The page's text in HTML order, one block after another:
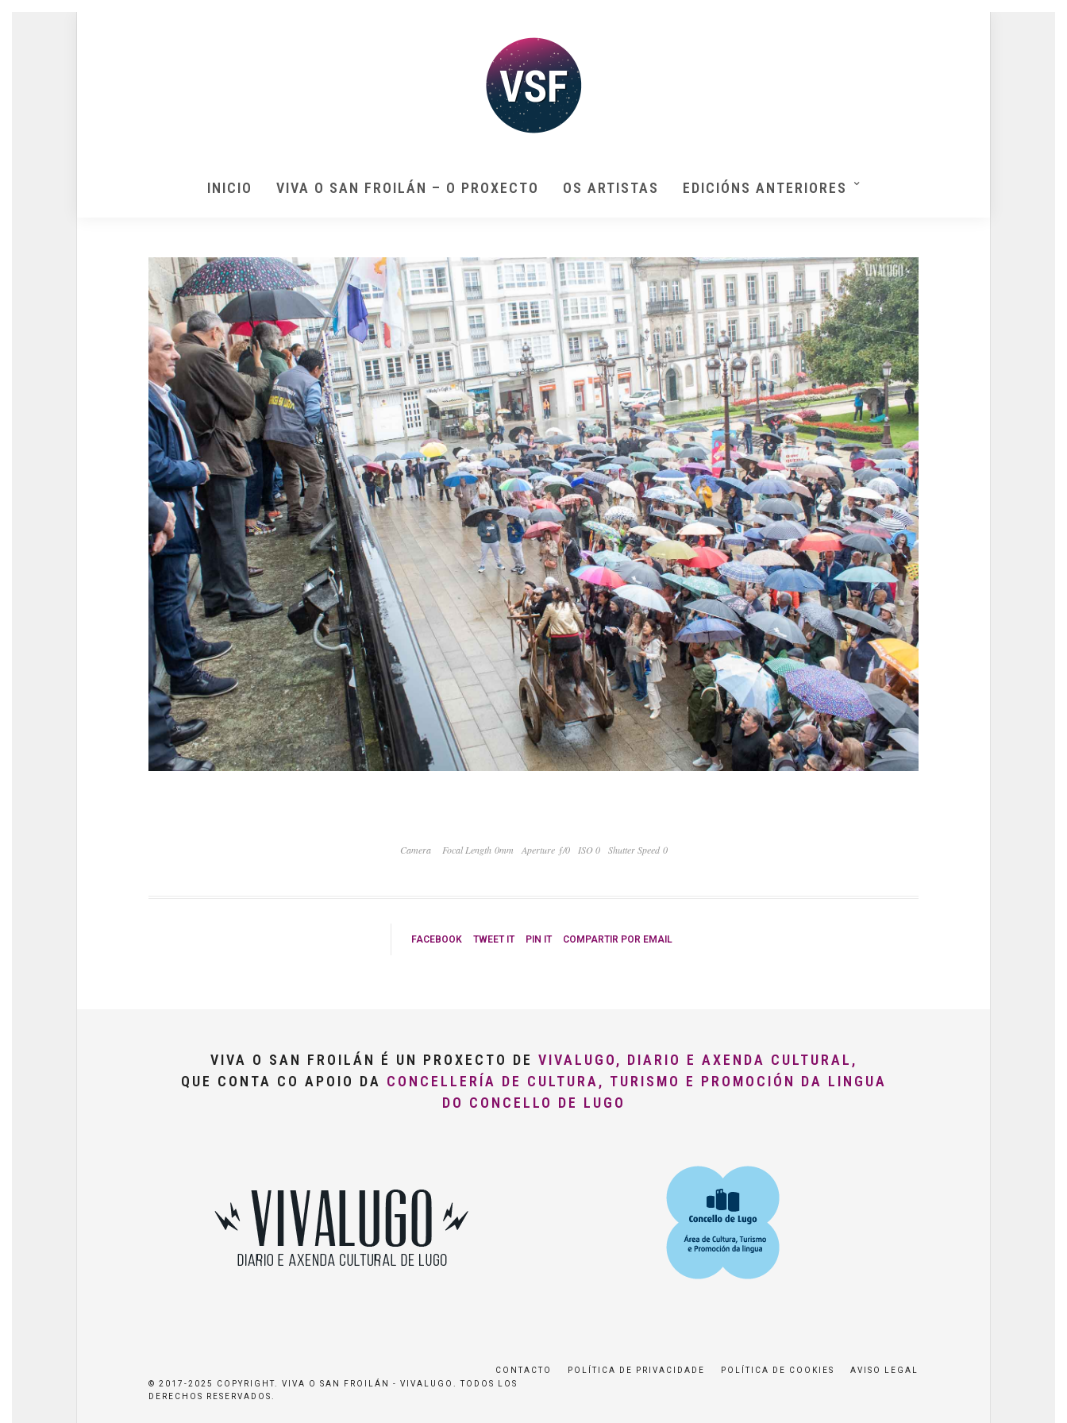
INICIO VIVA O SAN FROILÁN – O PROXECTO OS ARTISTAS EDICIÓNS ANTERIORES
Camera Focal Length 0mm Aperture ƒ/0 ISO 0 Shutter Speed 0
FACEBOOK TWEET IT PIN IT COMPARTIR POR EMAIL
VIVA O SAN FROILÁN É UN PROXECTO DE VIVALUGO, DIARIO E AXENDA CULTURAL,
QUE CONTA CO APOIO DA CONCELLERÍA DE CULTURA, TURISMO E PROMOCIÓN DA LINGUA
DO CONCELLO DE LUGO
CONTACTO POLÍTICA DE PRIVACIDADE POLÍTICA DE COOKIES
AVISO LEGAL
© 2017-2025 COPYRIGHT. VIVA O SAN FROILÁN - VIVALUGO. TODOS LOS
DERECHOS RESERVADOS.